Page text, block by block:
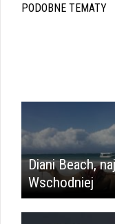
PODOBNE TEMATY
Diani Beach,
Wschodniej